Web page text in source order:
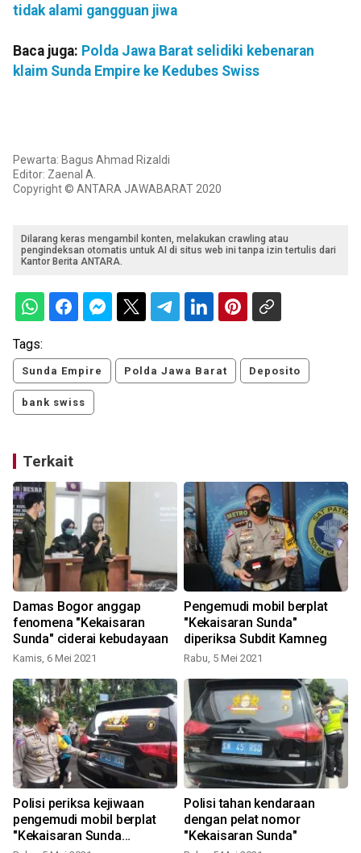
tidak alami gangguan jiwa
Baca juga: Polda Jawa Barat selidiki kebenaran
klaim Sunda Empire ke Kedubes Swiss
Pewarta: Bagus Ahmad Rizaldi
Editor: Zaenal A.
Copyright © ANTARA JAWABARAT 2020
Dilarang keras mengambil konten, melakukan crawling atau
pengindeksan otomatis untuk AI di situs web ini tanpa izin tertulis dari
Kantor Berita ANTARA.
Tags:
Sunda Empire Polda Jawa Barat Deposito
bank swiss
Terkait
Damas Bogor anggap
fenomena "Kekaisaran
Sunda" ciderai kebudayaan
Kamis, 6 Mei 2021
Pengemudi mobil berplat
"Kekaisaran Sunda"
diperiksa Subdit Kamneg
Rabu, 5 Mei 2021
Polisi periksa kejiwaan
pengemudi mobil berplat
"Kekaisaran Sunda
Polisi tahan kendaraan
dengan pelat nomor
"Kekaisaran Sunda"